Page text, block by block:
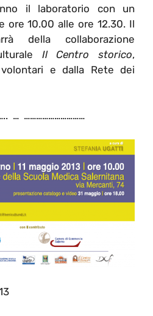
il laboratorio con un
ore 10.00 alle ore 12.30. Il
della collaborazione
Il Centro storico,
e dalla Rete dei
… …………………………